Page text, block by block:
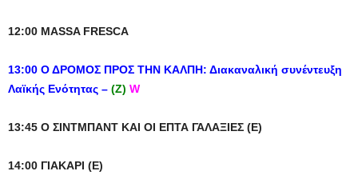
12:00 MASSA FRESCA
13:00 Ο ΔΡΟΜΟΣ ΠΡΟΣ ΤΗΝ ΚΑΛΠΗ: Διακαναλική συνέντευξη
Λαϊκής Ενότητας – (Ζ) W
13:45 Ο ΣΙΝΤΜΠΑΝΤ ΚΑΙ ΟΙ ΕΠΤΑ ΓΑΛΑΞΙΕΣ (Ε)
14:00 ΓΙΑΚΑΡΙ (E)